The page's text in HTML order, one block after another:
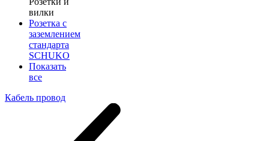
вилки
Розетка с
заземлением
стандарта
SCHUKO
Показать
все
Кабель провод